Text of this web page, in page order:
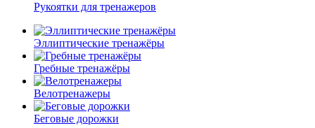
Рукоятки для тренажеров
Эллиптические тренажёры
Гребные тренажёры
Велотренажеры
Беговые дорожки